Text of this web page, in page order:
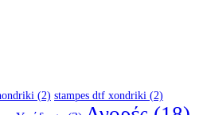
(2) stampes dtf xondriki (2)